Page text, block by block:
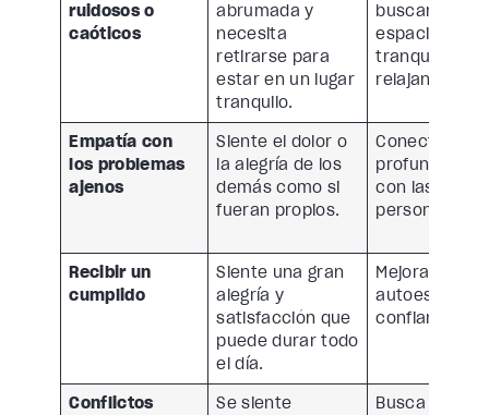
ruidosos o
caóticos
abrumada y
necesita
retirarse para
estar en un lugar
tranquilo.
buscar
espacios
tranquilos y
relajantes.
Empatía con
los problemas
ajenos
Siente el dolor o
la alegría de los
demás como si
fueran propios.
Conecta
con las
personas.
Recibir un
cumplido
Siente una gran
alegría y
satisfacción que
puede durar todo
el día.
Mejora su
autoestima y
confianza.
Conflictos
Se siente
Busca